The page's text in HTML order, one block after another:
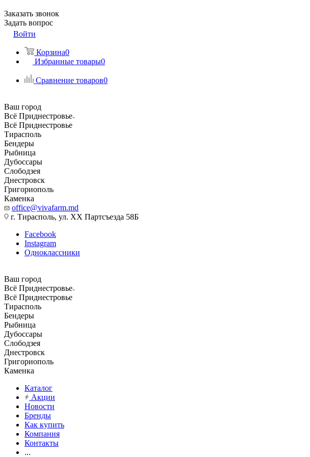
Заказать звонок
Задать вопрос
Войти
Корзина0
Избранные товары0
Сравнение товаров0
Ваш город
Всё Приднестровье
Всё Приднестровье
Тирасполь
Бендеры
Рыбница
Дубоссары
Слободзея
Днестровск
Григориополь
Каменка
office@vivafarm.md
г. Тирасполь, ул. ХХ Партсъезда 58Б
Facebook
Instagram
Одноклассники
Ваш город
Всё Приднестровье
Всё Приднестровье
Тирасполь
Бендеры
Рыбница
Дубоссары
Слободзея
Днестровск
Григориополь
Каменка
Каталог
Акции
Новости
Бренды
Как купить
Компания
Контакты
...